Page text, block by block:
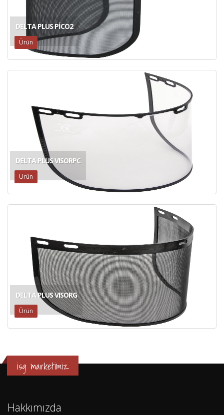
DELTA PLUS PICO2
Ürün
DELTA PLUS VISORPC
Ürün
DELTA PLUS VISORG
Ürün
isg marketimiz
Hakkımızda